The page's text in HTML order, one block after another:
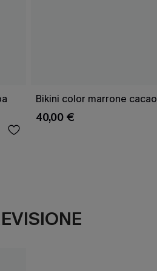
Bikini color marrone cacao
40,00 €